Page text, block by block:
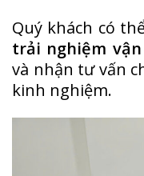
Quý khách có
trải nghiệm vận
và nhận tư vấn
kinh nghiệm.